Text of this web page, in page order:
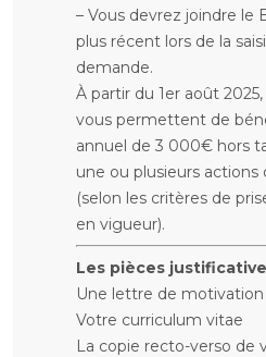
– Vous devrez joindre le
plus récent lors de la
demande.
À partir du 1er août
vous permettent de
annuel de 3 000€ hors
une ou plusieurs
(selon les critères de
en vigueur).
Les pièces
Une lettre de motivation
Votre curriculum vitae
La copie recto-verso de